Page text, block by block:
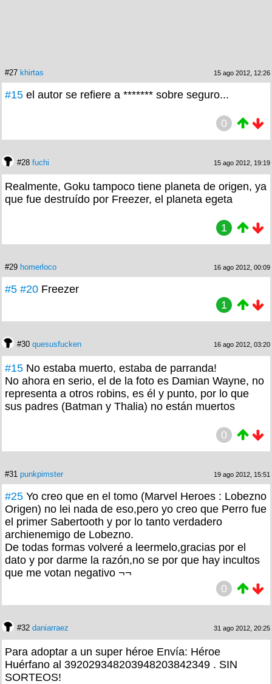
#27 khirtas 15 ago 2012, 12:26
#15 el autor se refiere a ******* sobre seguro...
0
#28 fuchi 15 ago 2012, 19:19
Realmente, Goku tampoco tiene planeta de origen, ya
que fue destruído por Freezer, el planeta egeta
1
#29 homerloco 16 ago 2012, 00:09
#5 #20 Freezer
1
#30 quesusfucken 16 ago 2012, 03:20
#15 No estaba muerto, estaba de parranda!
No ahora en serio, el de la foto es Damian Wayne, no
representa a otros robins, es él y punto, por lo que
sus padres (Batman y Thalia) no están muertos
0
#31 punkpimster 19 ago 2012, 15:51
#25 Yo creo que en el tomo (Marvel Heroes : Lobezno
Origen) no lei nada de eso,pero yo creo que Perro fue
el primer Sabertooth y por lo tanto verdadero
archienemigo de Lobezno.
De todas formas volveré a leermelo,gracias por el
dato y por darme la razón,no se por que hay incultos
que me votan negativo ¬¬
0
#32 daniarraez 31 ago 2012, 20:25
Para adoptar a un super héroe Envía: Héroe
Huérfano al 392029348203948203842349 . SIN
SORTEOS!